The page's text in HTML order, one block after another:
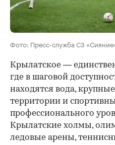
Фото: Пресс-служба СЗ
Крылатское —
где в шаговой
находятся вода,
территории и
профессионального
Крылатские холмы,
ледовые арены,